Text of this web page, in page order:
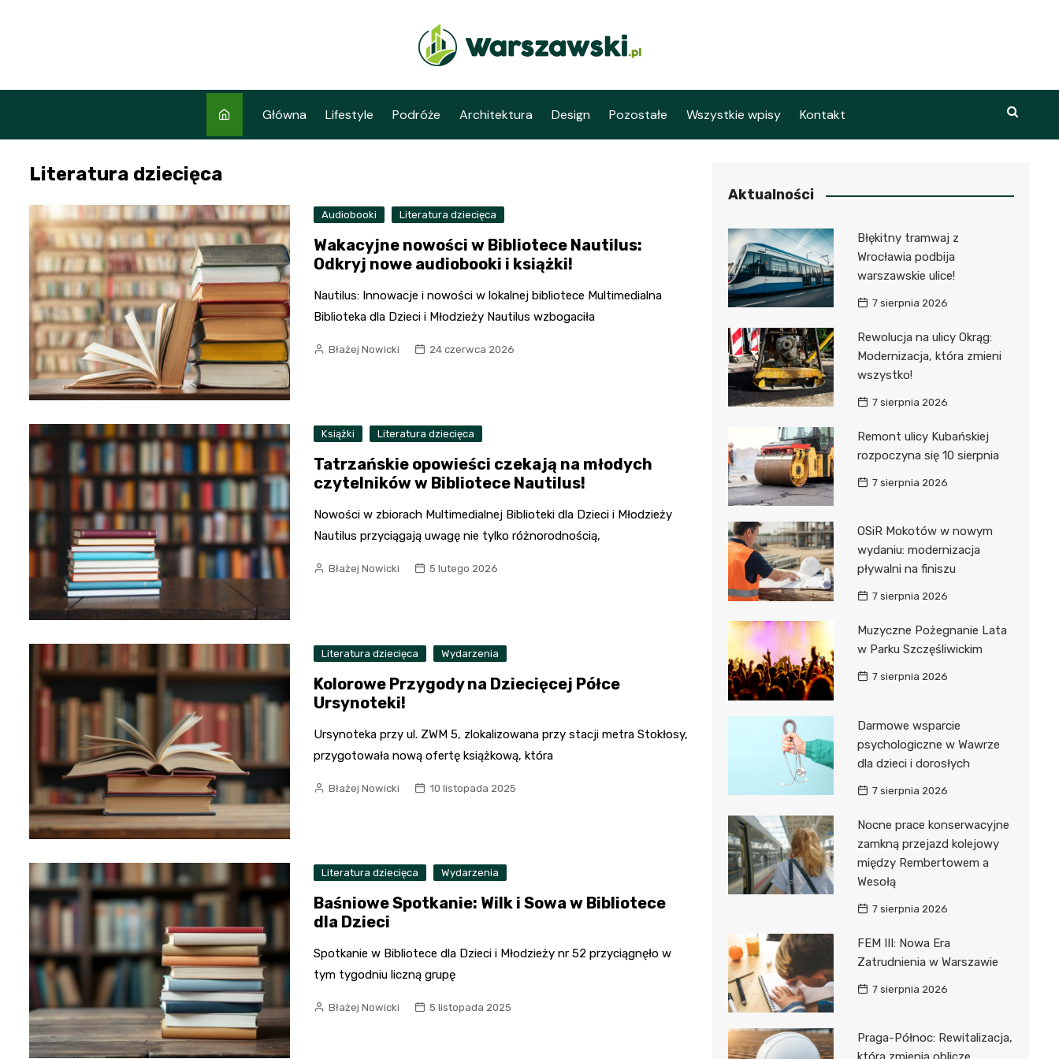
Główna Lifestyle Podróże Architektura Design Pozostałe Wszystkie wpisy Kontakt
Literatura dziecięca
Audiobooki Literatura dziecięca
Wakacyjne nowości w Bibliotece Nautilus:
Odkryj nowe audiobooki i książki!
Nautilus: Innowacje i nowości w lokalnej bibliotece Multimedialna
Biblioteka dla Dzieci i Młodzieży Nautilus wzbogaciła
Błażej Nowicki 24 czerwca 2026
Książki Literatura dziecięca
Tatrzańskie opowieści czekają na młodych
czytelników w Bibliotece Nautilus!
Nowości w zbiorach Multimedialnej Biblioteki dla Dzieci i Młodzieży
Nautilus przyciągają uwagę nie tylko różnorodnością,
Błażej Nowicki 5 lutego 2026
Literatura dziecięca Wydarzenia
Kolorowe Przygody na Dziecięcej Półce
Ursynoteki!
Ursynoteka przy ul. ZWM 5, zlokalizowana przy stacji metra Stokłosy,
przygotowała nową ofertę książkową, która
Błażej Nowicki 10 listopada 2025
Literatura dziecięca Wydarzenia
Baśniowe Spotkanie: Wilk i Sowa w Bibliotece
dla Dzieci
Spotkanie w Bibliotece dla Dzieci i Młodzieży nr 52 przyciągnęło w
tym tygodniu liczną grupę
Błażej Nowicki 5 listopada 2025
Aktualności
Błękitny tramwaj z
Wrocławia podbija
warszawskie ulice!
7 sierpnia 2026
Rewolucja na ulicy Okrąg:
Modernizacja, która zmieni
wszystko!
7 sierpnia 2026
Remont ulicy Kubańskiej
rozpoczyna się 10 sierpnia
7 sierpnia 2026
OSiR Mokotów w nowym
wydaniu: modernizacja
pływalni na finiszu
7 sierpnia 2026
Muzyczne Pożegnanie Lata
w Parku Szczęśliwickim
7 sierpnia 2026
Darmowe wsparcie
psychologiczne w Wawrze
dla dzieci i dorosłych
7 sierpnia 2026
Nocne prace konserwacyjne
zamkną przejazd kolejowy
między Rembertowem a
Wesołą
7 sierpnia 2026
FEM III: Nowa Era
Zatrudnienia w Warszawie
7 sierpnia 2026
Praga-Północ: Rewitalizacja,